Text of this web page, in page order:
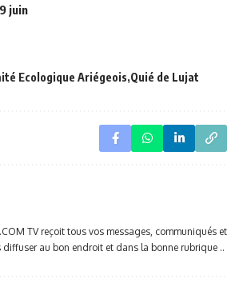
juin
Ecologique Ariégeois Quié de Lujat
TV reçoit tous vos messages, communiqués et
diffuser au bon endroit et dans la bonne rubrique ..